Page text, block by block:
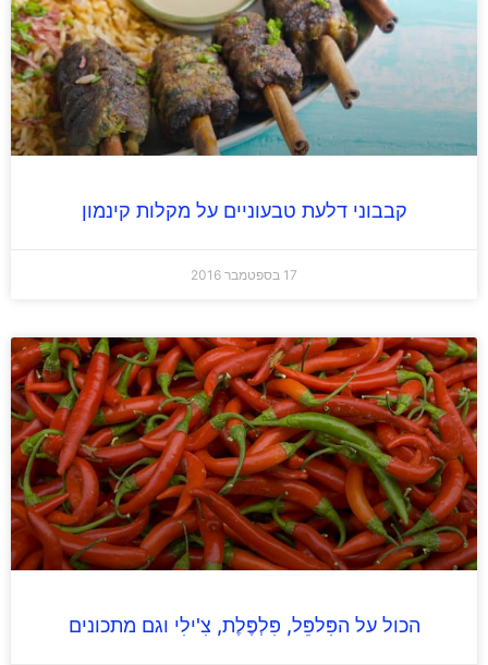
קבבוני דלעת טבעוניים על מקלות קינמון
הכול על הפִּלפֵּל, פִּלְפֶּלֶת, צִ'ילִי וגם מתכונים